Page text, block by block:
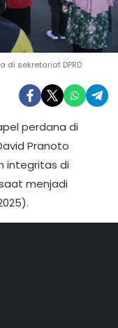
di sekretariat DPRD
perdana di
Pranoto
integritas di
menjadi